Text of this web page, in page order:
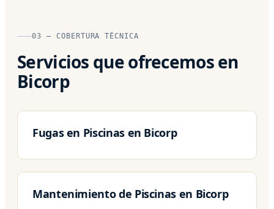
03 — COBERTURA TÉCNICA
Servicios que ofrecemos en
Bicorp
Fugas en Piscinas en Bicorp
Mantenimiento de Piscinas en Bicorp